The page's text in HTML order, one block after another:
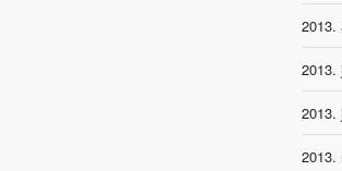
2013.
2013.
2013.
2013.